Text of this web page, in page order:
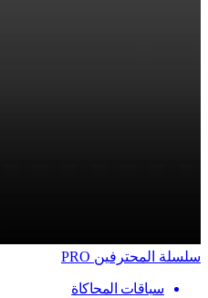
سلسلة المحترفين PRO
سباقات المحاكاة